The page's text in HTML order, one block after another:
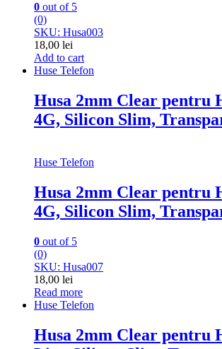
0 out of 5
(0)
SKU: Husa003
18,00 lei
Add to cart
Huse Telefon
Husa 2mm Clear pentru
4G, Silicon Slim,
Huse Telefon
Husa 2mm Clear pentru
4G, Silicon Slim,
0 out of 5
(0)
SKU: Husa007
18,00 lei
Read more
Huse Telefon
Husa 2mm Clear pentru